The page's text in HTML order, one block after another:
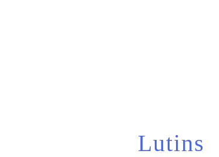
Lutins